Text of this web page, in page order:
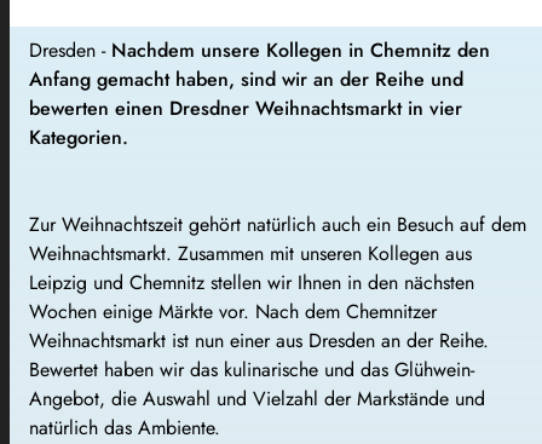
Dresden - Nachdem unsere Kollegen in Chemnitz den
Anfang gemacht haben, sind wir an der Reihe und
bewerten einen Dresdner Weihnachtsmarkt in vier
Kategorien.
Zur Weihnachtszeit gehört natürlich auch ein Besuch auf dem
Weihnachtsmarkt. Zusammen mit unseren Kollegen aus
Leipzig und Chemnitz stellen wir Ihnen in den nächsten
Wochen einige Märkte vor. Nach dem Chemnitzer
Weihnachtsmarkt ist nun einer aus Dresden an der Reihe.
Bewertet haben wir das kulinarische und das Glühwein-
Angebot, die Auswahl und Vielzahl der Markstände und
natürlich das Ambiente.